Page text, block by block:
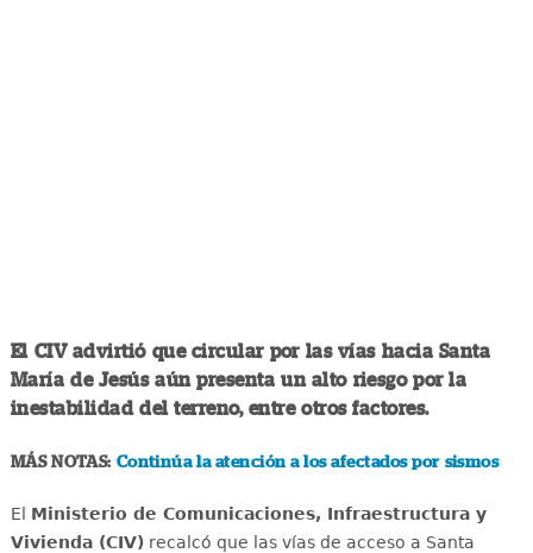
El CIV advirtió que circular por las vías hacia Santa
María de Jesús aún presenta un alto riesgo por la
inestabilidad del terreno, entre otros factores.
MÁS NOTAS: Continúa la atención a los afectados por sismos
El Ministerio de Comunicaciones, Infraestructura y
Vivienda (CIV)recalcó que las vías de acceso a Santa